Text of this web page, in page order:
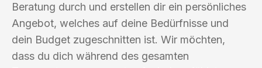
Beratung durch und erstellen dir ein persönliches
Angebot, welches auf deine Bedürfnisse und
dein Budget zugeschnitten ist. Wir möchten,
dass du dich während des gesamten